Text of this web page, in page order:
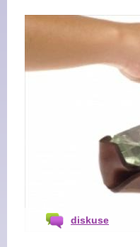
diskuse